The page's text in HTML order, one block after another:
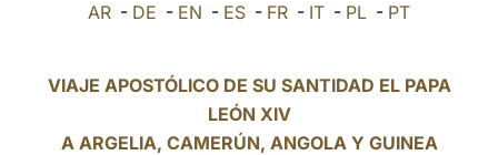
POLSKI
AR - DE - EN - ES - FR - IT - PL - PT
VIAJE APOSTÓLICO DE SU SANTIDAD EL PAPA
LEÓN XIV
A ARGELIA, CAMERÚN, ANGOLAY GUINEA